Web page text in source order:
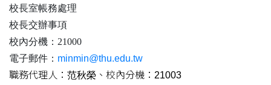
校長室帳務處理
校長交辦事項
校內分機：21000
電子郵件： minmin@thu.edu.tw
職務代理人： 范秋榮 、校內分機：21003